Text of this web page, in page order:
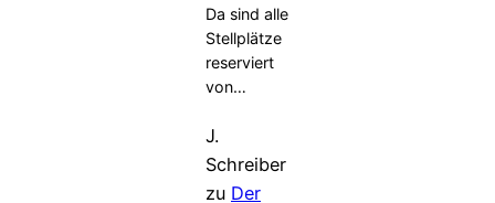
Da sind alle
Stellplätze
reserviert
von…
J.
Schreiber
zu Der